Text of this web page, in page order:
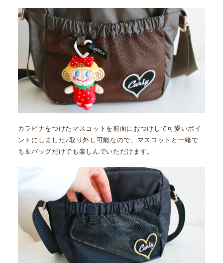
カラビナをつけたマスコットを前面におつけして可愛いポイ
ントにしました♪取り外し可能なので、マスコットと一緒で
も＆バッグだけでも楽しんでいただけます。